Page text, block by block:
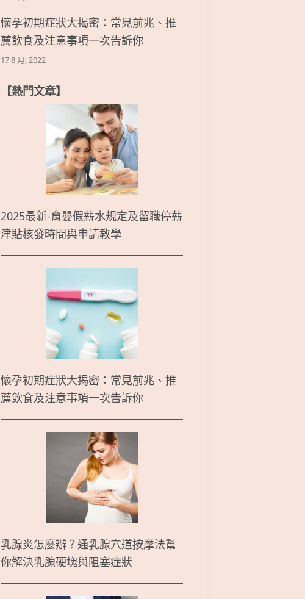
懷孕初期症狀大揭密：常見前兆、推
薦飲食及注意事項一次告訴你
17 8 月, 2022
【熱門文章】
2025最新-育嬰假薪水規定及留職停薪
津貼核發時間與申請教學
懷孕初期症狀大揭密：常見前兆、推
薦飲食及注意事項一次告訴你
乳腺炎怎麼辦？通乳腺穴道按摩法幫
你解決乳腺硬塊與阻塞症狀